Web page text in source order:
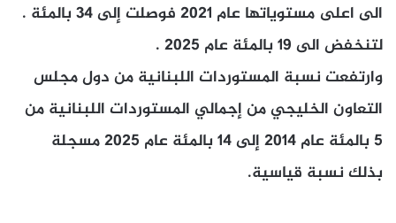
الى اعلى مستوياتها عام 2021 فوصلت إلى 34 بالمئة .
لتنخفض الى 19 بالمئة عام 2025 .
وارتفعت نسبة المستوردات اللبنانية من دول مجلس
التعاون الخليجي من إجمالي المستوردات اللبنانية من
5 بالمئة عام 2014 إلى 14 بالمئة عام 2025 مسجلة
بذلك نسبة قياسية.